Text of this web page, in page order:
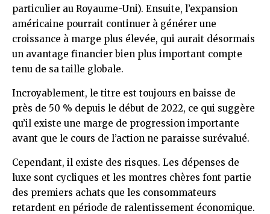
particulier au Royaume-Uni). Ensuite, l’expansion
américaine pourrait continuer à générer une
croissance à marge plus élevée, qui aurait désormais
un avantage financier bien plus important compte
tenu de sa taille globale.
Incroyablement, le titre est toujours en baisse de
près de 50 % depuis le début de 2022, ce qui suggère
qu’il existe une marge de progression importante
avant que le cours de l’action ne paraisse surévalué.
Cependant, il existe des risques. Les dépenses de
luxe sont cycliques et les montres chères font partie
des premiers achats que les consommateurs
retardent en période de ralentissement économique.